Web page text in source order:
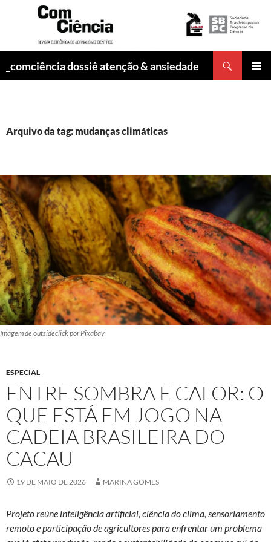
_comciência dossiê atenção & ansiedade
Arquivo da tag: mudanças climáticas
Imagem de outsideclick por Pixabay
ESPECIAL
ENTRE SOMBRA E CALOR: O
QUE ESTÁ EM JOGO NA
CADEIA BRASILEIRA DO
CACAU
19 DE MAIO DE 2026 MARINA GOMES
Projeto reúne inteligência artificial, ciência do clima, sensoriamento
remoto e participação de agricultores para enfrentar um problema